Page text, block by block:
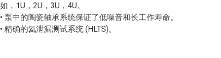
如，1U，2U，3U，4U。
• 泵中的陶瓷轴承系统保证了低噪音和长工作寿命。
• 精确的氦泄漏测试系统 (HLTS)。